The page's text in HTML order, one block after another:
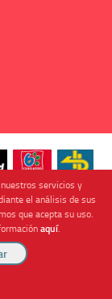
servicios y
el análisis de sus
que acepta su uso.
aquí.